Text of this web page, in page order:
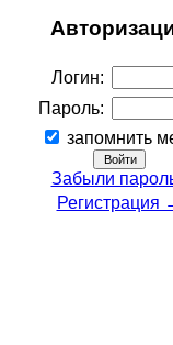
Логин:
Пароль:
запомнить
Забыли
Регистрация